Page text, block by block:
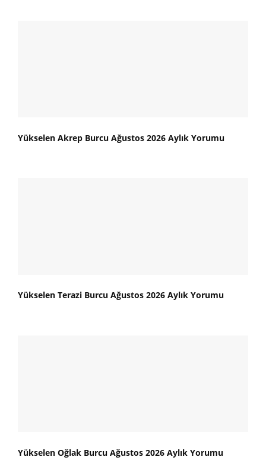
Yükselen Akrep Burcu Ağustos 2026 Aylık Yorumu
Yükselen Terazi Burcu Ağustos 2026 Aylık Yorumu
Yükselen Oğlak Burcu Ağustos 2026 Aylık Yorumu